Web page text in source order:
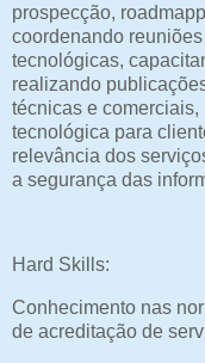
prospecção,
coordenando
tecnológicas,
realizando
técnicas e
tecnológica para
relevância dos
a segurança das
Hard Skills:
Conhecimento nas
de acreditação de